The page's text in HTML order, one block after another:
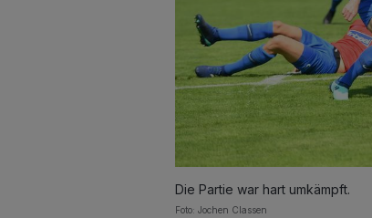
Die Partie war hart umkämpft.
Foto: Jochen Classen